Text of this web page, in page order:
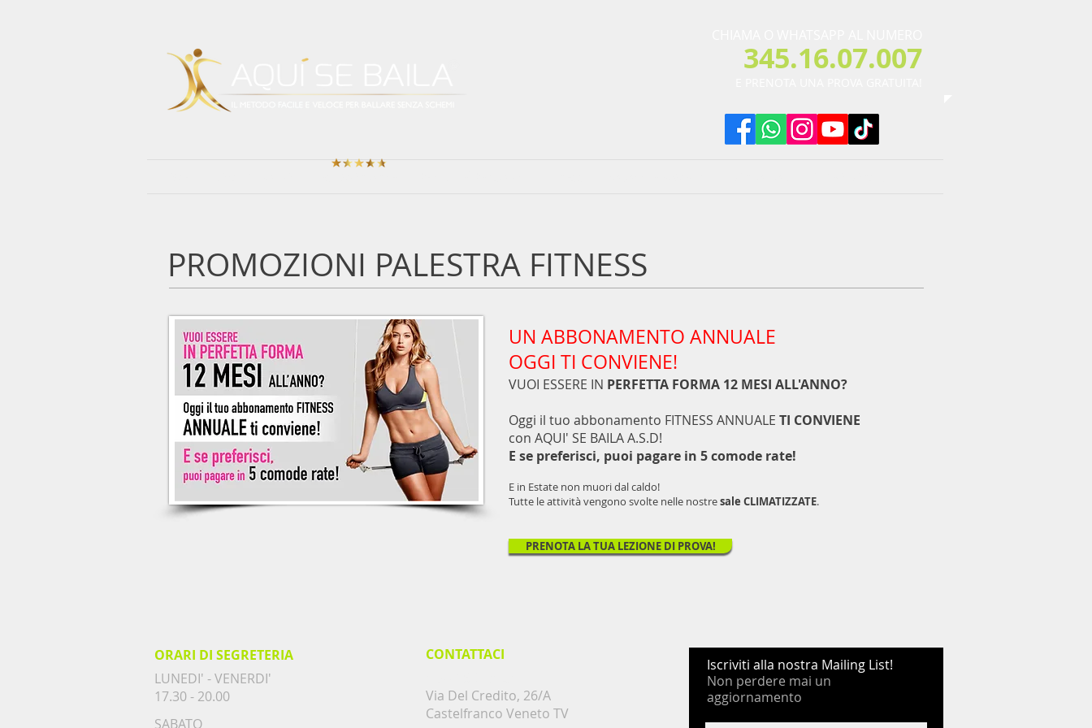
345.16.07.007​
PROMOZIONI PALESTRA FITNESS
UN ABBONAMENTO ANNUALE
OGGI TI CONVIENE!
VUOI ESSERE IN PERFETTA FORMA 12 MESI ALL'ANNO?
Oggi il tuo abbonamento FITNESS ANNUALE TI CONVIENE
con AQUI' SE BAILA A.S.D!
E se preferisci, puoi pagare in 5 comode rate!
E in Estate non muori dal caldo!
Tutte le attività vengono svolte nelle nostresale CLIMATIZZATE.
PRENOTA LA TUA LEZIONE DI PROVA!
ORARI DI SEGRETERIA
LUNEDI' - VENERDI'
17.30 - 20.00
​SABATO
CONTATTACI
Via Del Credito, 26/A
Castelfranco Veneto TV
Iscriviti alla nostra Mailing List!
Non perdere mai un
aggiornamento